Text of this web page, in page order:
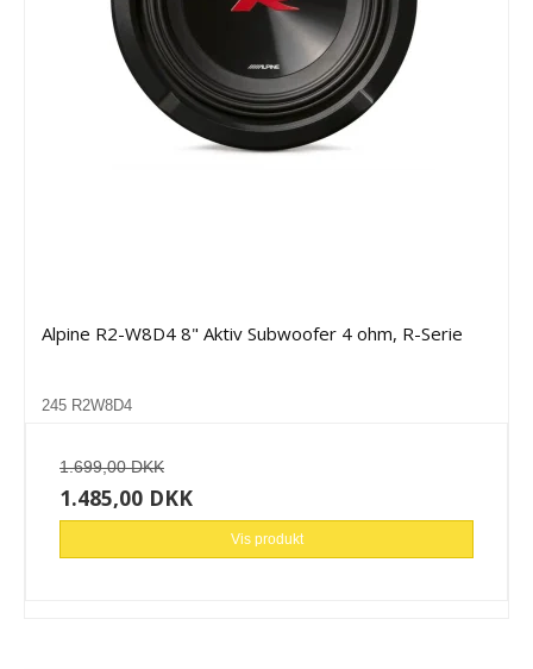
Alpine R2-W8D4 8" Aktiv Subwoofer 4 ohm, R-Serie
245 R2W8D4
1.699,00 DKK
1.485,00 DKK
Vis produkt